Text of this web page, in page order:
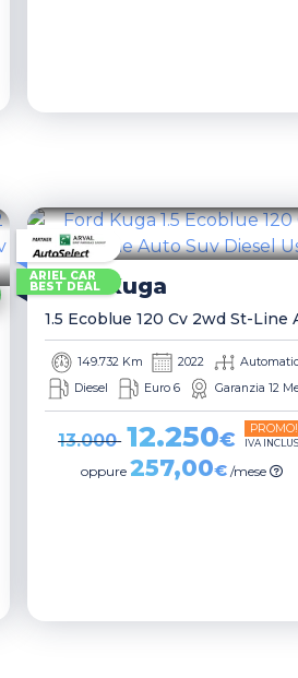
ARIEL CAR
BEST DEAL
Ford Kuga
149.732 Km 2022
Diesel
Euro 6 Garanzia 12
13.000 12.250€ PROMO!
IVA
oppure 257,00€ /mese